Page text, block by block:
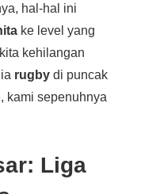
hal-hal ini
ke level yang
kehilangan
rugbydi puncak
kami sepenuhnya
Liga